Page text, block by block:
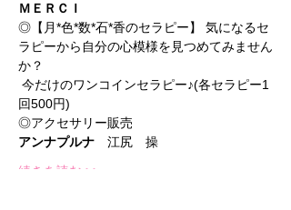
ＭＥＲＣＩ
◎【月*色*数*石*香のセラピー】 気になるセ
ラピーから自分の心模様を見つめてみません
か？
今だけのワンコインセラピー♪(各セラピー1
回500円)
◎アクセサリー販売
アンナプルナ 江尻　操
続きを読む >>